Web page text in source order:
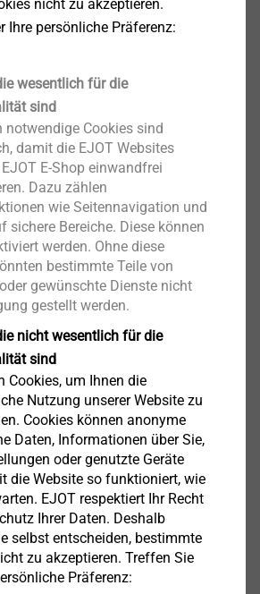
Aluminium/Edelstahl
Produkt anzeigen
Mehrbereichsblindniet
ECORIV®
Aluminium/Edelstahl
Niete
Blindniet ECORIV®
Aluminium/Edelstahl K14
Niete
Produkt anzeigen
Presslaschenblindniet
nicht zu akzeptieren.
Ihre persönliche Präferenz:
wesentlich für die
sind
notwendige Cookies sind
damit die EJOT Websites
E-Shop einwandfrei
Dazu zählen
wie Seitennavigation und
sichere Bereiche. Diese können
werden. Ohne diese
bestimmte Teile von
gewünschte Dienste nicht
gestellt werden.
nicht wesentlich für die
sind
Cookies, um Ihnen die
Nutzung unserer Website zu
Cookies können anonyme
Daten, Informationen über Sie,
oder genutzte Geräte
die Website so funktioniert, wie
EJOT respektiert Ihr Recht
Ihrer Daten. Deshalb
selbst entscheiden, bestimmte
zu akzeptieren. Treffen Sie
Präferenz: